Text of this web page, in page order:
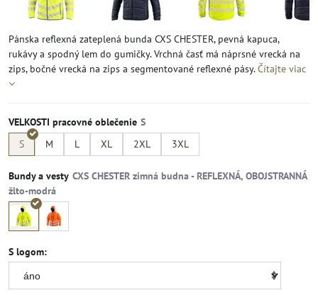
Pánska reflexná zateplená bunda CXS CHESTER, pevná kapuca,
rukávy a spodný lem do gumičky. Vrchná časť má náprsné vrecká na
zips, bočné vrecká na zips a segmentované reflexné pásy.Čítajte viac
VELKOSTI pracovné oblečenie
S
M L XL 2XL 3XL
Bundy a vesty
S logom: